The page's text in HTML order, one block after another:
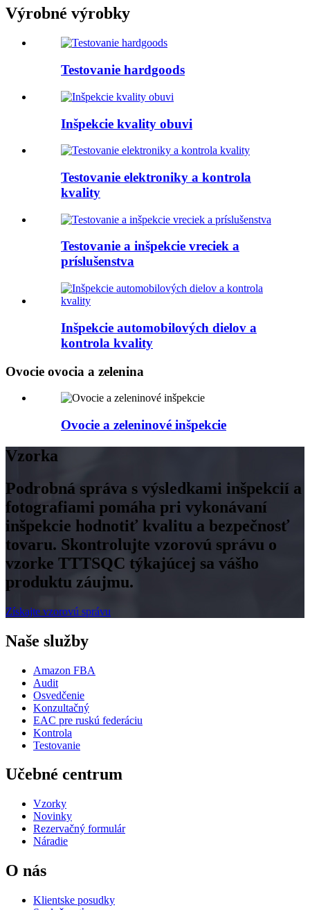
Výrobné výrobky
Testovanie hardgoods
Inšpekcie kvality obuvi
Testovanie elektroniky a kontrola
kvality
Testovanie a inšpekcie vreciek a
príslušenstva
Inšpekcie automobilových dielov a
kontrola kvality
Ovocie ovocia a zelenina
Ovocie a zeleninové inšpekcie
Vzorka
Podrobná správa s výsledkami inšpekcií a
fotografiami pomáha pri vykonávaní
inšpekcie hodnotiť kvalitu a bezpečnosť
tovaru. Skontrolujte vzorovú správu o
vzorke TTTSQC týkajúcej sa vášho
produktu záujmu.
Získajte vzorovú správu
Naše služby
Amazon FBA
Audit
Osvedčenie
Konzultačný
EAC pre ruskú federáciu
Kontrola
Testovanie
Učebné centrum
Vzorky
Novinky
Rezervačný formulár
Náradie
O nás
Klientske posudky